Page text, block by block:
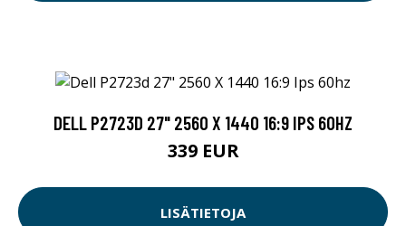
DELL P2723D 27" 2560 X 1440 16:9 IPS 60HZ
339 EUR
LISÄTIETOJA